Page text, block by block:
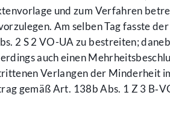
und zum Verfahren
Am selben Tag fasste
2 S 2 VO-UA zu bestreiten;
auch einen
Verlangen der Minderheit
gemäß Art. 138b Abs. 1 Z 3